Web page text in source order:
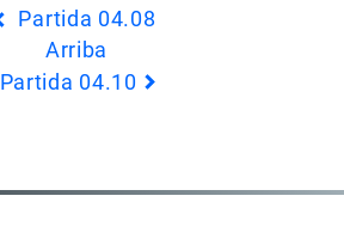
Partida 04.08
Arriba
Partida 04.10